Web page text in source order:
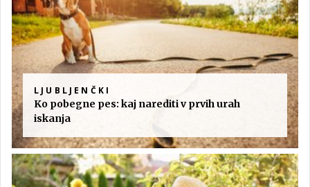
LJUBLJENČKI
Ko pobegne pes: kaj narediti v prvih urah
iskanja